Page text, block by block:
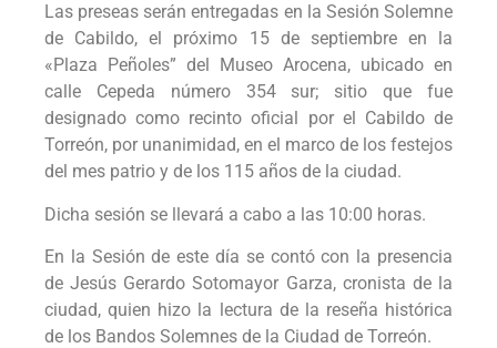
Las preseas serán entregadas en la Sesión Solemne
de Cabildo, el próximo 15 de septiembre en la
«Plaza Peñoles” del Museo Arocena, ubicado en
calle Cepeda número 354 sur; sitio que fue
designado como recinto oficial por el Cabildo de
Torreón, por unanimidad, en el marco de los festejos
del mes patrio y de los 115 años de la ciudad.
Dicha sesión se llevará a cabo a las 10:00 horas.
En la Sesión de este día se contó con la presencia
de Jesús Gerardo Sotomayor Garza, cronista de la
ciudad, quien hizo la lectura de la reseña histórica
de los Bandos Solemnes de la Ciudad de Torreón.